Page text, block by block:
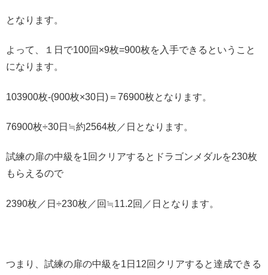
となります。
よって、１日で100回×9枚=900枚を入手できるということ
になります。
103900枚-(900枚×30日)＝76900枚となります。
76900枚÷30日≒約2564枚／日となります。
試練の扉の中級を1回クリアするとドラゴンメダルを230枚
もらえるので
2390枚／日÷230枚／回≒11.2回／日となります。
つまり、試練の扉の中級を1日12回クリアすると達成できる